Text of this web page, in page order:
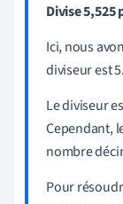
Divise 5,525
Ici, nous
diviseur est 5.
Le diviseur
Cependant,
nombre
Pour